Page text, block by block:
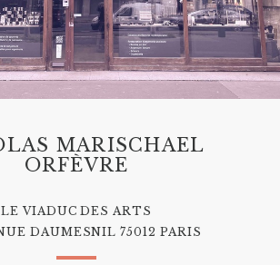
MARISCHAEL
ORFÈVRE
LE VIADUC DES ARTS
DAUMESNIL 75012 PARIS